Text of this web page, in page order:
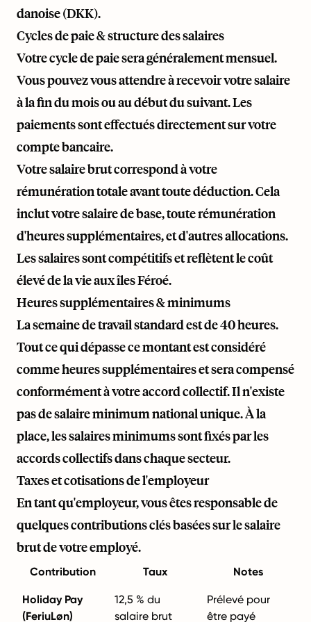
danoise (DKK).
Cycles de paie & structure des salaires
Votre cycle de paie sera généralement mensuel.
Vous pouvez vous attendre à recevoir votre salaire
à la fin du mois ou au début du suivant. Les
paiements sont effectués directement sur votre
compte bancaire.
Votre salaire brut correspond à votre
rémunération totale avant toute déduction. Cela
inclut votre salaire de base, toute rémunération
d'heures supplémentaires, et d'autres allocations.
Les salaires sont compétitifs et reflètent le coût
élevé de la vie aux îles Féroé.
Heures supplémentaires & minimums
La semaine de travail standard est de 40 heures.
Tout ce qui dépasse ce montant est considéré
comme heures supplémentaires et sera compensé
conformément à votre accord collectif. Il n'existe
pas de salaire minimum national unique. À la
place, les salaires minimums sont fixés par les
accords collectifs dans chaque secteur.
Taxes et cotisations de l'employeur
En tant qu'employeur, vous êtes responsable de
quelques contributions clés basées sur le salaire
brut de votre employé.
Contribution Taux Notes
Holiday Pay
(FeriuLøn)
12,5 % du
salaire brut
Prélevé pour
être payé